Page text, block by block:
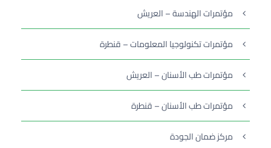
مؤتمرات الهندسة – العريش
مؤتمرات تكنولوجيا المعلومات – قنطرة
مؤتمرات طب الأسنان – العريش
مؤتمرات طب الأسنان – قنطرة
مركز ضمان الجودة